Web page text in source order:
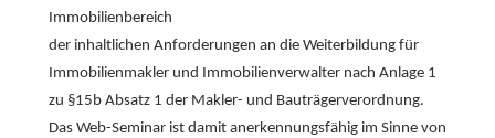
Immobilienbereich
der inhaltlichen Anforderungen an die Weiterbildung für
Immobilienmakler und Immobilienverwalter nach Anlage 1
zu §15b Absatz 1 der Makler- und Bauträgerverordnung.
Das Web-Seminar ist damit anerkennungsfähig im Sinne von